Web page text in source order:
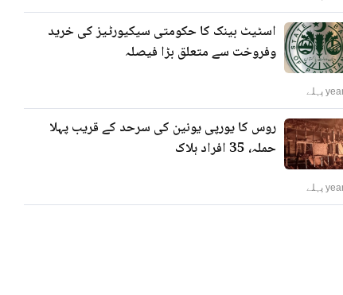
اسٹیٹ بینک کا حکومتی سیکیورٹیز کی خرید
وفروخت سے متعلق بڑا فیصلہ
روس کا یورپی یونین کی سرحد کے قریب پہلا
حملہ، 35 افراد ہلاک